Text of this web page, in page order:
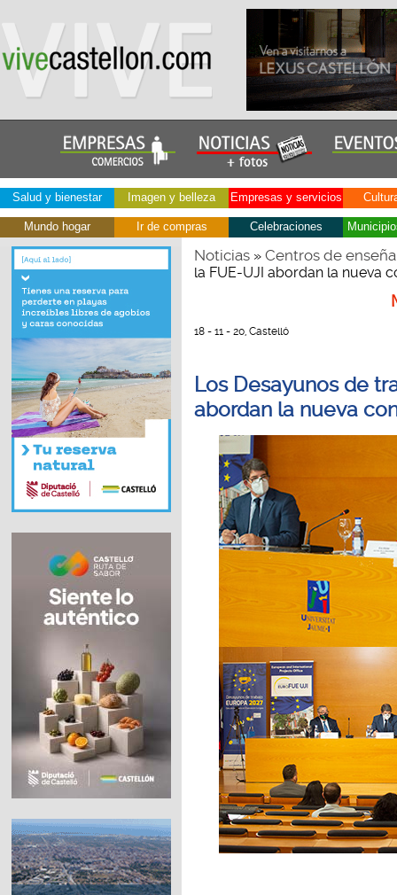
Salud y bienestar Imagen y belleza Empresas y servicios
Mundo hogar Ir de compras Celebraciones
Noticias» Centros de
la FUE-UJI abordan la nueva
18 - 11 - 20, Castelló
Los Desayunos de
abordan la nueva